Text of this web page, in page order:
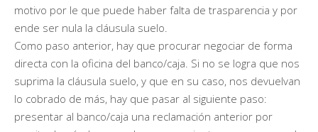
motivo por le que puede haber falta de trasparencia y por
ende ser nula la cláusula suelo.
Como paso anterior, hay que procurar negociar de forma
directa con la oficina del banco/caja. Si no se logra que nos
suprima la cláusula suelo, y que en su caso, nos devuelvan
lo cobrado de más, hay que pasar al siguiente paso:
presentar al banco/caja una reclamación anterior por